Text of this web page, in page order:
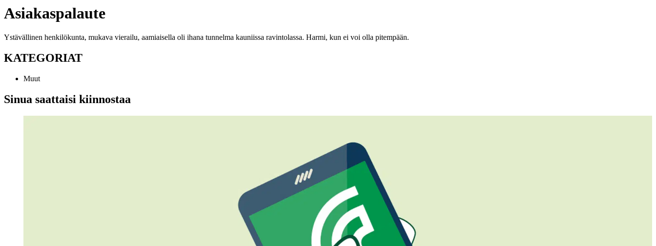
Asiakaspalaute
Ystävällinen henkilökunta, mukava vierailu, aamiaisella oli ihana tunnelma kauniissa ravintolassa. Harmi, kun ei voi olla pitempään.
KATEGORIAT
Muut
Sinua saattaisi kiinnostaa